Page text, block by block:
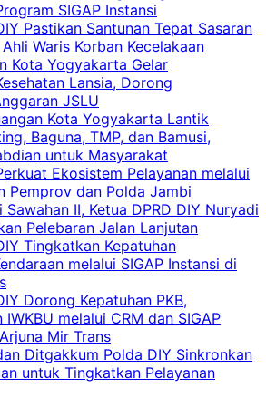
SIGAP Instansi
Pastikan Santunan Tepat Sasaran
Waris Korban Kecelakaan
Kota Yogyakarta Gelar
Lansia, Dorong
JSLU
Kota Yogyakarta Lantik
Baguna, TMP, dan Bamusi,
untuk Masyarakat
Ekosistem Pelayanan melalui
Pemprov dan Polda Jambi
II, Ketua DPRD DIY Nuryadi
Pelebaran Jalan Lanjutan
Tingkatkan Kepatuhan
melalui SIGAP Instansi di
Dorong Kepatuhan PKB,
IWKBU melalui CRM dan SIGAP
Mir Trans
Ditgakkum Polda DIY Sinkronkan
untuk Tingkatkan Pelayanan